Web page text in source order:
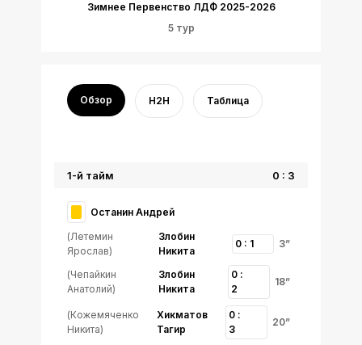
Зимнее Первенство ЛДФ 2025-2026
5 тур
Обзор H2H Таблица
Останин Андрей
3”
0 : 1
Злобин
Никита
(Летемин
Ярослав)
18”
0 :
2
Злобин
Никита
(Чепайкин
Анатолий)
20”
0 :
3
Хикматов
Тагир
(Кожемяченко
Никита)
1-й тайм 0 : 3